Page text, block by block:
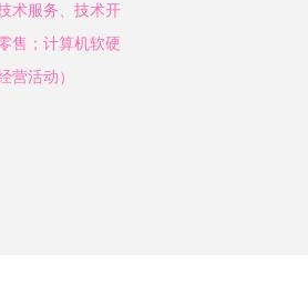
术服务、技术开
售；计算机软硬
营活动）